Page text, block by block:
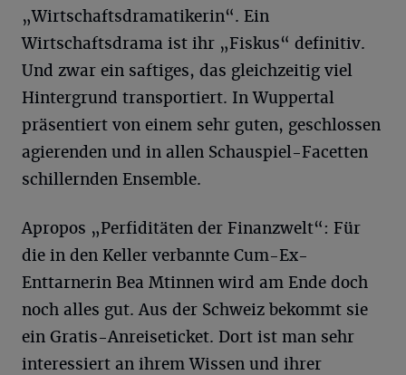
„Wirtschaftsdramatikerin“. Ein
Wirtschaftsdrama ist ihr „Fiskus“ definitiv.
Und zwar ein saftiges, das gleichzeitig viel
Hintergrund transportiert. In Wuppertal
präsentiert von einem sehr guten, geschlossen
agierenden und in allen Schauspiel-Facetten
schillernden Ensemble.
Apropos „Perfiditäten der Finanzwelt“: Für
die in den Keller verbannte Cum-Ex-
Enttarnerin Bea Mtinnen wird am Ende doch
noch alles gut. Aus der Schweiz bekommt sie
ein Gratis-Anreiseticket. Dort ist man sehr
interessiert an ihrem Wissen und ihrer